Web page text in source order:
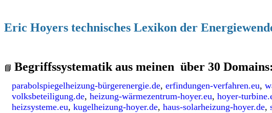
Eric Hoyers technisches Lexikon der
📘 Begriffssystematik aus meinen über 30 Domains:
parabolspiegelheizung-bürgerenergie.de, erfindungen-verfahren.eu,
volksbeteiligung.de, heizung-wärmezentrum-hoyer.eu, hoyer-
heizsysteme.eu, kugelheizung-hoyer.de, haus-solarheizung-hoyer.de,